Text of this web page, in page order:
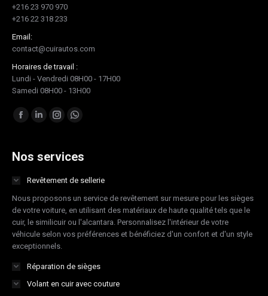
+216 23 970 970
+216 22 318 233
Email:
contact@cuirautos.com
Horaires de travail :
Lundi - Vendredi 08H00 - 17H00
Samedi 08H00 - 13H00
Trouvez nous sur :
Facebook
opens
new
window
LinkedIn
opens
new
window
Instagram
opens
new
window
Whatsapp
opens
new
window
Nos services
Revêtement de sellerie
Nous proposons un service de revêtement sur mesure pour les sièges
de votre voiture, en utilisant des matériaux de haute qualité tels que le
cuir, le similicuir ou l'alcantara. Personnalisez l'intérieur de votre
véhicule selon vos préférences et bénéficiez d'un confort et d'un style
exceptionnels.
Réparation de sièges
Volant en cuir avec couture